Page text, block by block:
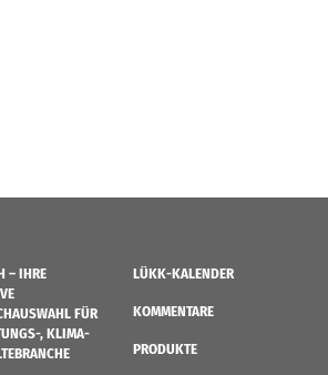
– IHRE
FÜR
, KLIMA-
LÜKK-KALENDER
KOMMENTARE
PRODUKTE